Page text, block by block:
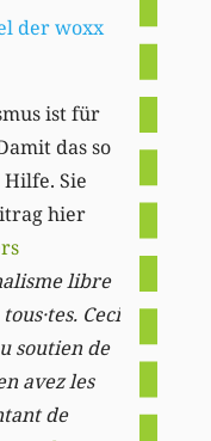
der woxx
ist für
das so
Sie
hier
libre
Ceci
soutien de
avez les
de